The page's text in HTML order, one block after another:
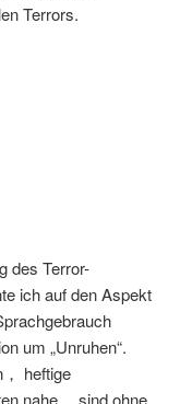
Terrors.
des Terror-
ich auf den Aspekt
um „Unruhen“.
heftige
nahe， sind ohne